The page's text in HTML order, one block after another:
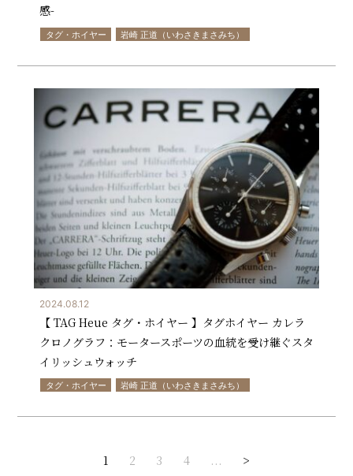
感-
タグ・ホイヤー 岩崎 正道（いわさきまさみち）
2024.08.12
【 TAG Heue タグ・ホイヤー 】タグホイヤー カレラ
クロノグラフ：モータースポーツの血統を受け継ぐスタ
イリッシュウォッチ
タグ・ホイヤー 岩崎 正道（いわさきまさみち）
1 2 3 4 ... >